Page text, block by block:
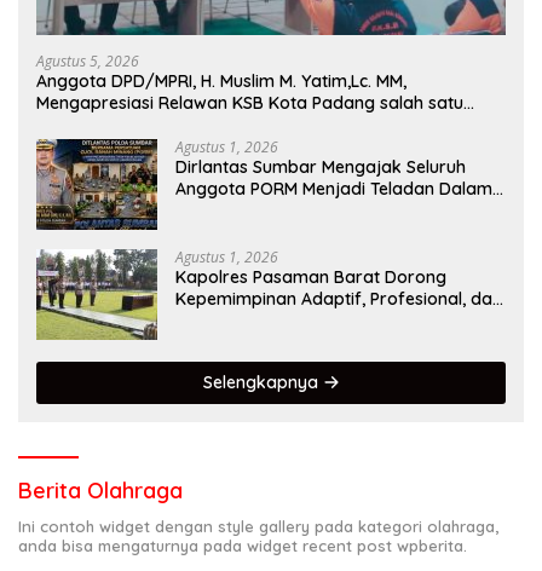
Agustus 5, 2026
Anggota DPD/MPRI, H. Muslim M. Yatim,Lc. MM,
Mengapresiasi Relawan KSB Kota Padang salah satu
Agustus 1, 2026
Dirlantas Sumbar Mengajak Seluruh
Anggota PORM Menjadi Teladan Dalam
Keselamatan Berkendara
Agustus 1, 2026
Kapolres Pasaman Barat Dorong
Kepemimpinan Adaptif, Profesional, dan
Selengkapnya
Berita Olahraga
Ini contoh widget dengan style gallery pada kategori olahraga,
anda bisa mengaturnya pada widget recent post wpberita.